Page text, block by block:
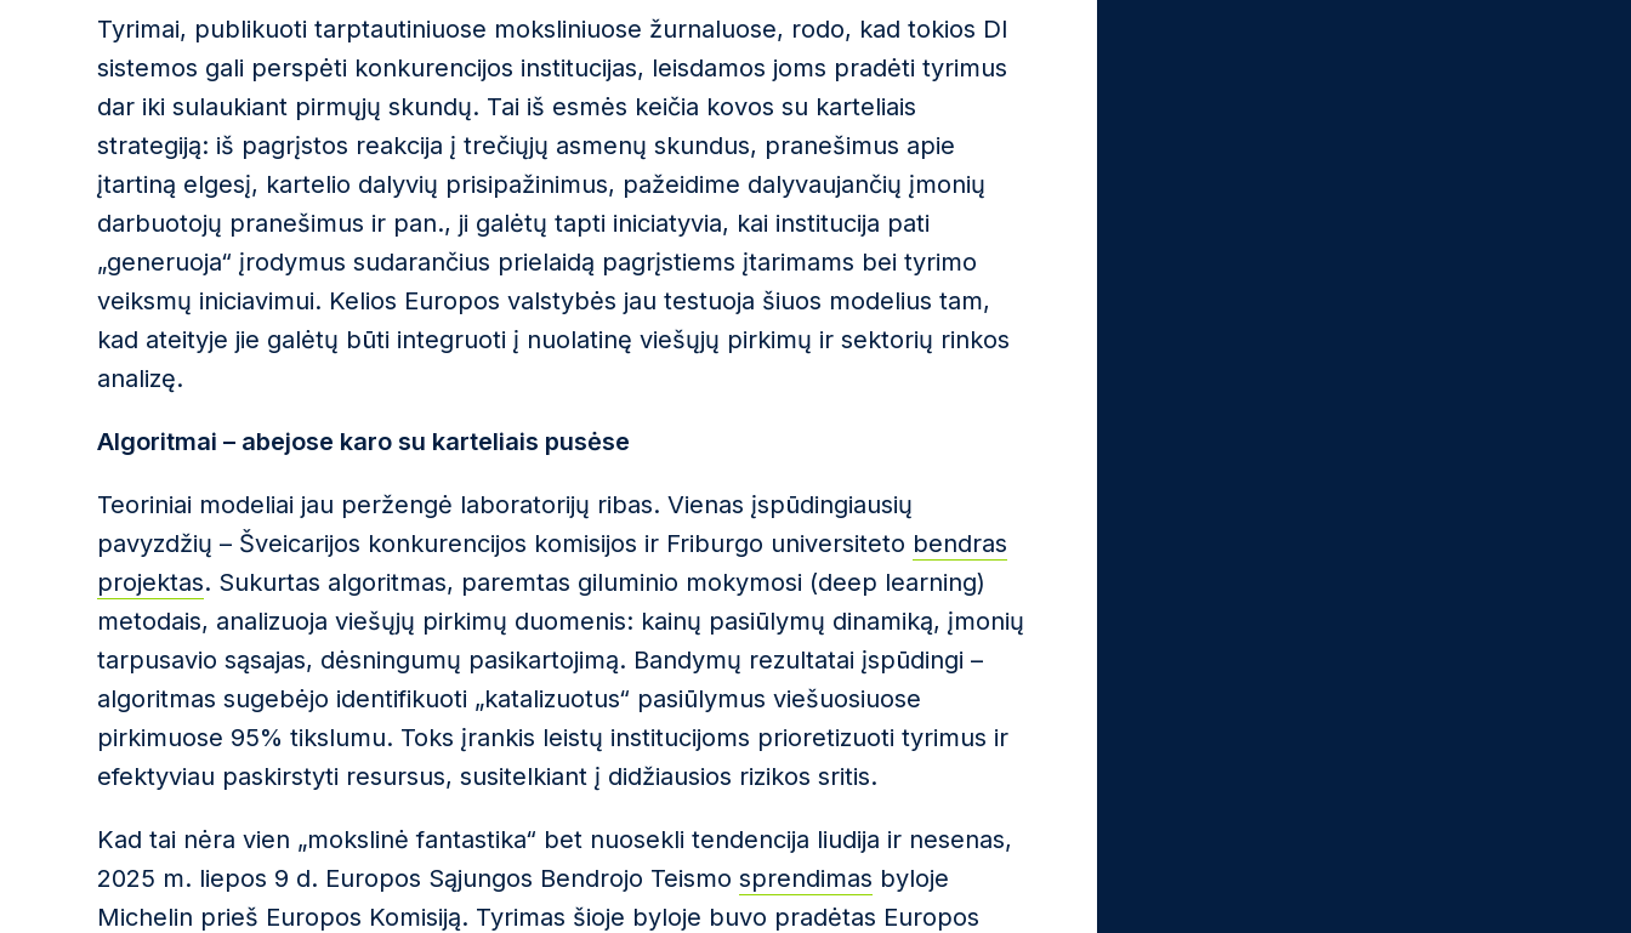
Tyrimai, publikuoti tarptautiniuose moksliniuose žurnaluose, rodo, kad tokios DI
sistemos gali perspėti konkurencijos institucijas, leisdamos joms pradėti tyrimus
dar iki sulaukiant pirmųjų skundų. Tai iš esmės keičia kovos su karteliais
strategiją: iš pagrįstos reakcija į trečiųjų asmenų skundus, pranešimus apie
įtartiną elgesį, kartelio dalyvių prisipažinimus, pažeidime dalyvaujančių įmonių
darbuotojų pranešimus ir pan., ji galėtų tapti iniciatyvia, kai institucija pati
„generuoja“ įrodymus sudarančius prielaidą pagrįstiems įtarimams bei tyrimo
veiksmų iniciavimui. Kelios Europos valstybės jau testuoja šiuos modelius tam,
kad ateityje jie galėtų būti integruoti į nuolatinę viešųjų pirkimų ir sektorių rinkos
analizę.
Algoritmai – abejose karo su karteliais pusėse
Teoriniai modeliai jau peržengė laboratorijų ribas. Vienas įspūdingiausių
pavyzdžių – Šveicarijos konkurencijos komisijos ir Friburgo universiteto bendras
projektas. Sukurtas algoritmas, paremtas giluminio mokymosi (deep learning)
metodais, analizuoja viešųjų pirkimų duomenis: kainų pasiūlymų dinamiką, įmonių
tarpusavio sąsajas, dėsningumų pasikartojimą. Bandymų rezultatai įspūdingi –
algoritmas sugebėjo identifikuoti „katalizuotus“ pasiūlymus viešuosiuose
pirkimuose 95% tikslumu. Toks įrankis leistų institucijoms prioretizuoti tyrimus ir
efektyviau paskirstyti resursus, susitelkiant į didžiausios rizikos sritis.
Kad tai nėra vien „mokslinė fantastika“ bet nuosekli tendencija liudija ir nesenas,
2025 m. liepos 9 d. Europos Sąjungos Bendrojo Teismo sprendimas byloje
Michelin prieš Europos Komisiją. Tyrimas šioje byloje buvo pradėtas Europos